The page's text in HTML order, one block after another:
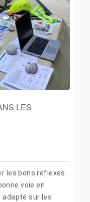
LES
les bons réflexes
voie en
sur les